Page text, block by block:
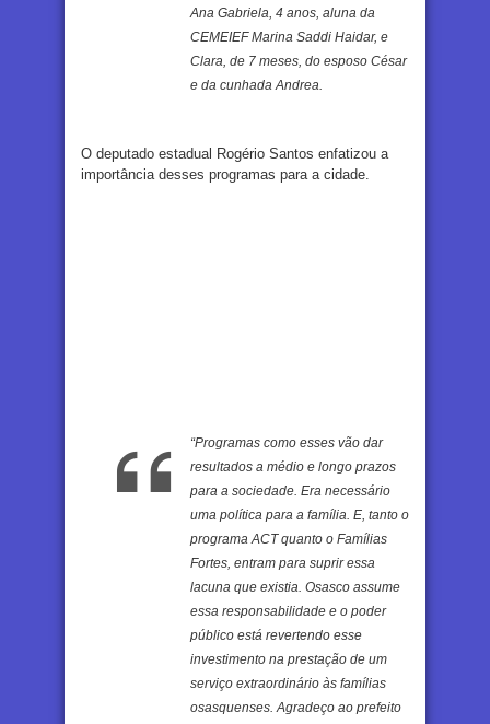
Ana Gabriela, 4 anos, aluna da
CEMEIEF Marina Saddi Haidar, e
Clara, de 7 meses, do esposo César
e da cunhada Andrea.
O deputado estadual Rogério Santos enfatizou a
importância desses programas para a cidade.
“Programas como esses vão dar
resultados a médio e longo prazos
para a sociedade. Era necessário
uma política para a família. E, tanto o
programa ACT quanto o Famílias
Fortes, entram para suprir essa
lacuna que existia. Osasco assume
essa responsabilidade e o poder
público está revertendo esse
investimento na prestação de um
serviço extraordinário às famílias
osasquenses. Agradeço ao prefeito